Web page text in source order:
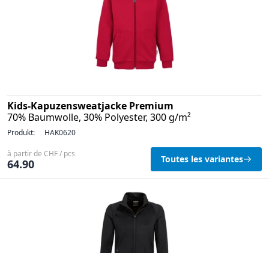
Kids-Kapuzensweatjacke Premium
70% Baumwolle, 30% Polyester, 300 g/m²
Produkt: HAK0620
à partir de CHF / pcs
64.90 Toutes les variantes